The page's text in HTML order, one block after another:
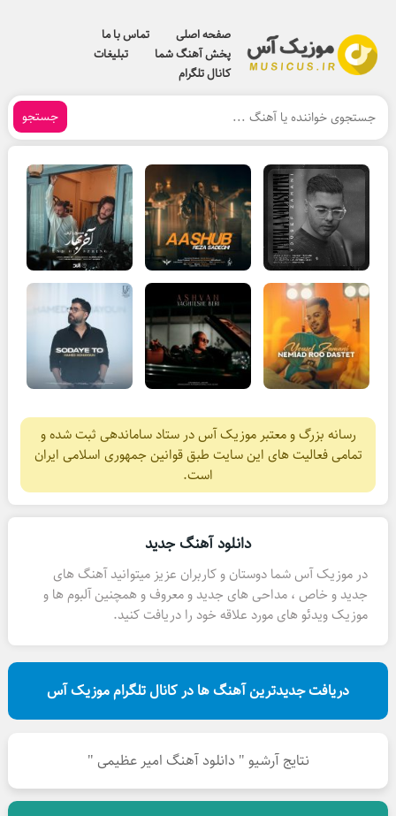
صفحه اصلی
تماس با ما
پخش آهنگ شما
تبلیغات
کانال تلگرام
جستجو
رسانه بزرگ و معتبر موزیک آس در ستاد ساماندهی ثبت شده و
تمامی فعالیت های این سایت طبق قوانین جمهوری اسلامی ایران
است.
دانلود آهنگ جدید
در موزیک آس شما دوستان و کاربران عزیز میتوانید آهنگ های
جدید و خاص ، مداحی های جدید و معروف و همچنین آلبوم ها و
موزیک ویدئو های مورد علاقه خود را دریافت کنید.
دریافت جدیدترین آهنگ ها در کانال تلگرام موزیک آس
نتایج آرشیو " دانلود آهنگ امیر عظیمی "